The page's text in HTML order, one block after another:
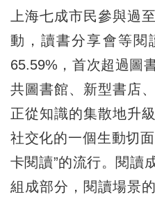
上海七成市民參與過
動，讀書分享會等閱
65.59%，首次超過圖
共圖書館、新型書店
正從知識的集散地升
社交化的一個生動切
卡閱讀”的流行。閱讀
組成部分，閱讀場景